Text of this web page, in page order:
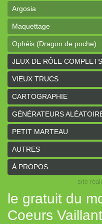
Argosia
Maquettage
Ophéis (Dragon de poche)
L'anneau des Empereurs
Davy Jones (cartes)
Davy Jones (background)
Sur la route (Coeurs
Earthdawn (Coeurs Vaillants)
Titan&Fils 2020
Paysages
Histoires de la Montagne
Tout aléatoire pour IPP
JEUX DE RÔLE COMPLETS
VIEUX TRUCS
CARTOGRAPHIE
GÉNÉRATEURS
PETIT MARTEAU
AUTRES
À PROPOS...
site
le gratuit du
Coeurs